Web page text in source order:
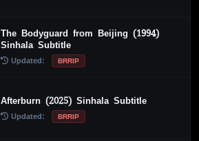
The Bodyguard from Beijing (1994)
Sinhala Subtitle
Updated: BRRIP
Afterburn (2025) Sinhala Subtitle
Updated: BRRIP